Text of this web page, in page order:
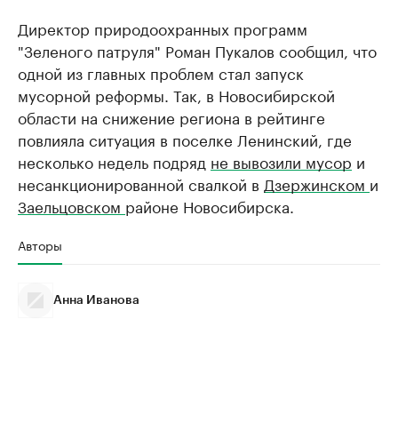
Директор природоохранных программ
"Зеленого патруля" Роман Пукалов сообщил, что
одной из главных проблем стал запуск
мусорной реформы. Так, в Новосибирской
области на снижение региона в рейтинге
повлияла ситуация в поселке Ленинский, где
несколько недель подряд не вывозили мусор и
несанкционированной свалкой в Дзержинском и
Заельцовском районе Новосибирска.
Авторы
Анна Иванова